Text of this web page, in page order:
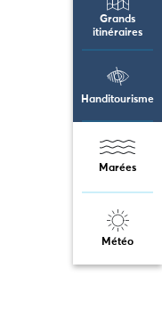
Grands
itinéraires
Handitourisme
Marées
Météo